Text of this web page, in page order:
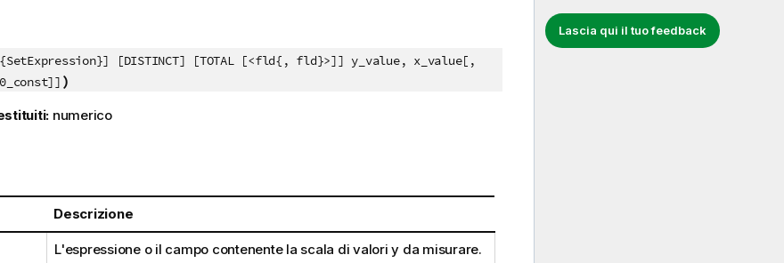
Lascia qui il tuo feedback
[DISTINCT] [TOTAL [<fld{, fld}>]] y_value, x_value[,
)
numerico
Descrizione
L'espressione o il campo contenente la scala di valoriy da misurare.